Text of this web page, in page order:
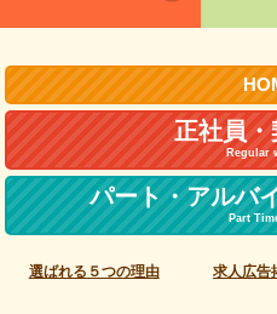
正社員
Regular
パート・アルバ
Part
選ばれる５つの理由 求人広告